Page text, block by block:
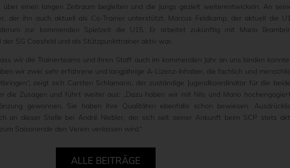
über einen langen Zeitraum begleiten und die Jungs gezielt weiterentwickeln. An
der ihn auch aktuell als Co-Trainer unterstützt. Marcus Feldkamp, der aktuell die
zur kommenden Spielzeit die U15. Er arbeitet zukünftig mit Mario
der SG Coesfeld und als Stützpunkttrainer aktiv war.
wir die Trainerteams und ihren Staff auch im kommenden Jahr an uns binden
wir zwei sehr erfahrene und langjährige A-Lizenz-Inhaber, die fachlich und
zeigt sich Carsten Schlamann, der zuständige Jugendkoordinator für die
die Zusagen und führt weiter aus: „Dazu haben wir mit Nils und Mario
gewonnen. Sie haben ihre Qualitäten ebenfalls schon bewiesen.
an dieser Stelle bei André Niebler, der sich seit seiner Ankunft beim SCP stets
Saisonende den Verein verlassen wird.“
ALLE BEITRÄGE